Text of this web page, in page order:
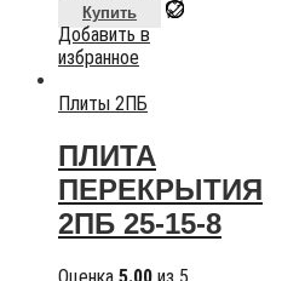
Купить
Добавить в
избранное
Плиты 2ПБ
ПЛИТА
ПЕРЕКРЫТИЯ
2ПБ 25-15-8
Оценка 5.00 из 5